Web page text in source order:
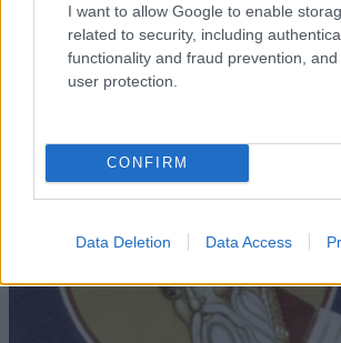
I want to allow Google to enable
related to security, including
functionality and fraud prevention,
user protection.
CONFIRM
Data Deletion Data Access
άνθρωπος των βασανιστηρίων
εντοπίστηκε στη Ρωσία